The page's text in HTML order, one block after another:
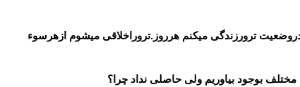
ترورزندگی میکنم هرروز.تروراخلاقی میشوم ازهرسوء